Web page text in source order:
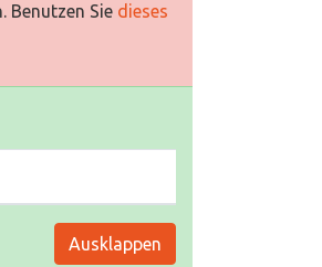
Benutzen Sie dieses
Ausklappen